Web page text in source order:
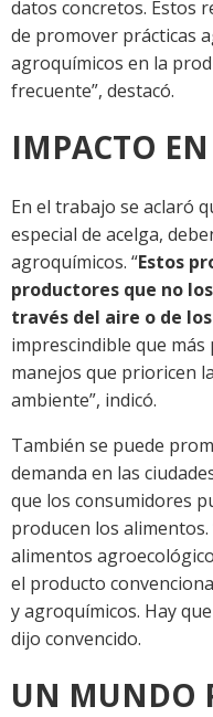
datos concretos. Estos
de promover prácticas
agroquímicos en la
frecuente”, destacó.
IMPACTO
En el trabajo se aclaró
especial de acelga,
agroquímicos. “Estos
productores que no
través del aire o de
imprescindible que
manejos que prioricen
ambiente”, indicó.
También se puede
demanda en las
que los consumidores
producen los
alimentos
el producto
y agroquímicos. Hay
dijo convencido.
UN MUNDO